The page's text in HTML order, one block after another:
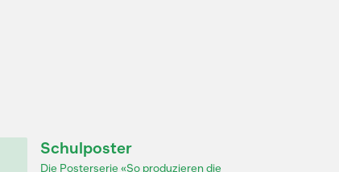
Schulposter
Die Posterserie «So produzieren die